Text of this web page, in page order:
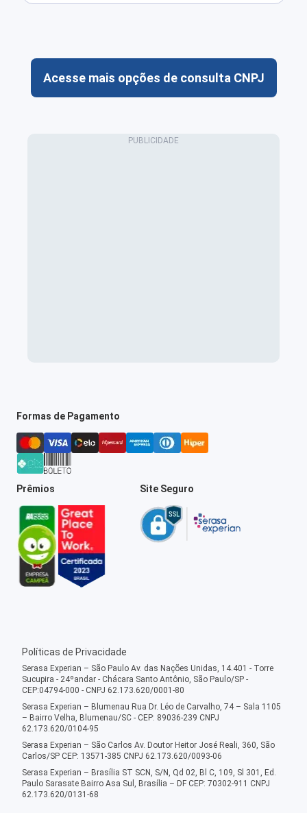
Acesse mais opções de consulta CNPJ
Formas de Pagamento
Prêmios Site Seguro
Políticas de Privacidade
Serasa Experian – São Paulo Av. das Nações Unidas, 14.401 - Torre
Sucupira - 24ºandar - Chácara Santo Antônio, São Paulo/SP -
CEP:04794-000 - CNPJ 62.173.620/0001-80
Serasa Experian – Blumenau Rua Dr. Léo de Carvalho, 74 – Sala 1105
– Bairro Velha, Blumenau/SC - CEP: 89036-239 CNPJ
62.173.620/0104-95
Serasa Experian – São Carlos Av. Doutor Heitor José Reali, 360, São
Carlos/SP CEP: 13571-385 CNPJ 62.173.620/0093-06
Serasa Experian – Brasília ST SCN, S/N, Qd 02, Bl C, 109, Sl 301, Ed.
Paulo Sarasate Bairro Asa Sul, Brasília – DF CEP: 70302-911 CNPJ
62.173.620/0131-68